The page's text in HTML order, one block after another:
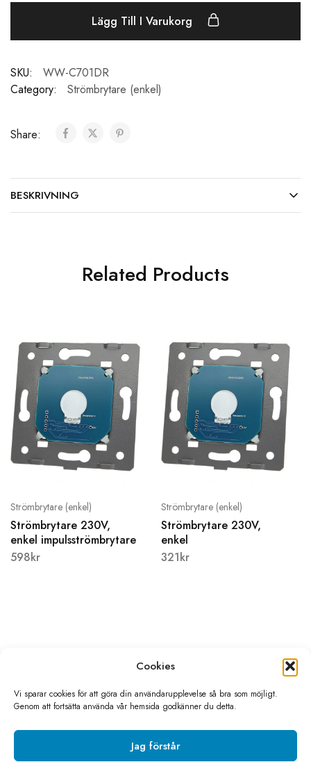
Cookies
Vi sparar cookies för att göra din användarupplevelse så bra som möjligt.
Genom att fortsätta använda vår hemsida godkänner du detta.
Jag förstår
Lägg Till I Varukorg
SKU:
WW-C701DR
Category:
Strömbrytare (enkel)
Share:
BESKRIVNING
Related Products
Strömbrytare (enkel)
Strömbrytare 230V,
enkel impulsströmbrytare
598kr
Strömbrytare (enkel)
Strömbrytare 230V,
enkel
321kr
©2026 Livolo Sverige All rights reserved
Skapad avSino media
Integritetspolicy
Köpvillkor